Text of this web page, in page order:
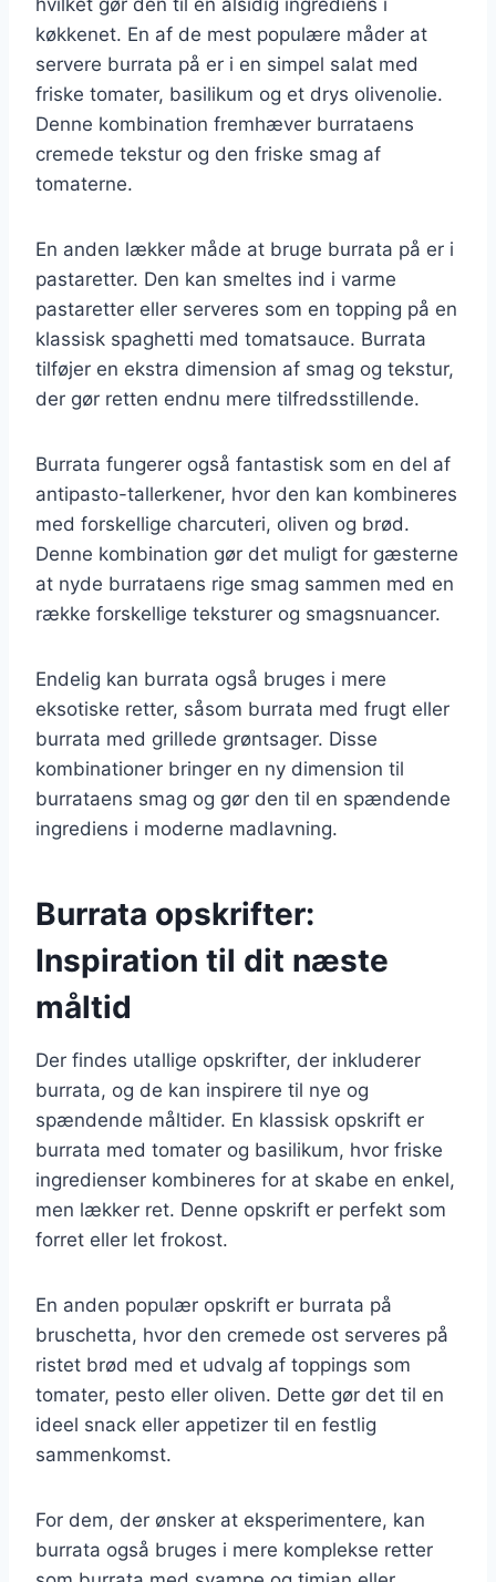
køkkenet. En af de mest populære måder at
servere burrata på er i en simpel salat med
friske tomater, basilikum og et drys olivenolie.
Denne kombination fremhæver burrataens
cremede tekstur og den friske smag af
tomaterne.
En anden lækker måde at bruge burrata på er i
pastaretter. Den kan smeltes ind i varme
pastaretter eller serveres som en topping på en
klassisk spaghetti med tomatsauce. Burrata
tilføjer en ekstra dimension af smag og tekstur,
der gør retten endnu mere tilfredsstillende.
Burrata fungerer også fantastisk som en del af
antipasto-tallerkener, hvor den kan kombineres
med forskellige charcuteri, oliven og brød.
Denne kombination gør det muligt for gæsterne
at nyde burrataens rige smag sammen med en
række forskellige teksturer og smagsnuancer.
Endelig kan burrata også bruges i mere
eksotiske retter, såsom burrata med frugt eller
burrata med grillede grøntsager. Disse
kombinationer bringer en ny dimension til
burrataens smag og gør den til en spændende
ingrediens i moderne madlavning.
Burrata opskrifter:
Inspiration til dit næste
måltid
Der findes utallige opskrifter, der inkluderer
burrata, og de kan inspirere til nye og
spændende måltider. En klassisk opskrift er
burrata med tomater og basilikum, hvor friske
ingredienser kombineres for at skabe en enkel,
men lækker ret. Denne opskrift er perfekt som
forret eller let frokost.
En anden populær opskrift er burrata på
bruschetta, hvor den cremede ost serveres på
ristet brød med et udvalg af toppings som
tomater, pesto eller oliven. Dette gør det til en
ideel snack eller appetizer til en festlig
sammenkomst.
For dem, der ønsker at eksperimentere, kan
burrata også bruges i mere komplekse retter